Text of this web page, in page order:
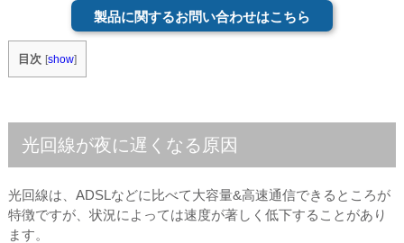
製品に関するお問い合わせはこちら
目次 [show]
光回線が夜に遅くなる原因
光回線は、ADSLなどに比べて大容量&高速通信できるところが
特徴ですが、状況によっては速度が著しく低下することがあり
ます。